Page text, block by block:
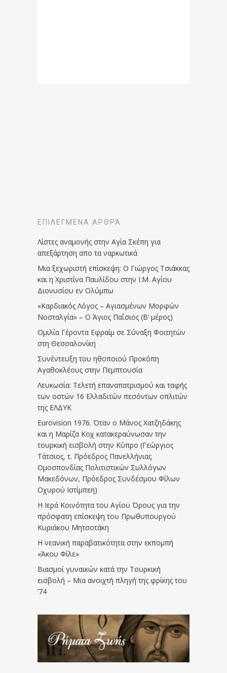
ΕΠΙΛΕΓΜΈΝΑ ΆΡΘΡΑ
Λίστες αναμονής στην Αγία Σκέπη για
απεξάρτηση απο τα ναρκωτικά
Μια ξεχωριστή επίσκεψη: Ο Γιώργος Τσιάκκας
και η Χριστίνα Παυλίδου στην Ι.Μ. Αγίου
Διονυσίου εν Ολύμπω
«Καρδιακός Λόγος – Αγιασμένων Μορφών
Νοσταλγία» – Ο Άγιος Παΐσιος (Β’ μέρος)
Ομιλία Γέροντα Εφραίμ σε Σύναξη Φοιτητών
στη Θεσσαλονίκη
Συνέντευξη του ηθοποιού Προκόπη
Αγαθοκλέους στην Πεμπτουσία
Λευκωσία: Τελετή επαναπατρισμού και ταφής
των οστών 16 Ελλαδιτών πεσόντων οπλιτών
της ΕΛΔΥΚ
Eurovision 1976. Όταν ο Μάνος Χατζηδάκης
και η Μαρίζα Κοχ κατακεραύνωσαν την
τουρκική εισβολή στην Κύπρο (Γεώργιος
Τάτσιος, τ. Πρόεδρος Πανελλήνιας
Ομοσπονδίας Πολιτιστικών Συλλόγων
Μακεδόνων, Πρόεδρος Συνδέσμου Φίλων
Οχυρού Ιστίμπεη)
Η Ιερά Κοινότητα του Αγίου Όρους για την
πρόσφατη επίσκεψη του Πρωθυπουργού
Κυριάκου Μητσοτάκη
Η νεανική παραβατικότητα στην εκπομπή
«Άκου Φίλε»
Βιασμοί γυναικών κατά την Τουρκική
εισβολή – Μια ανοιχτή πληγή της φρίκης του
’74